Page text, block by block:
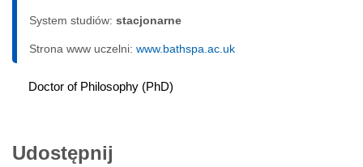
System studiów: sta­cjo­nar­ne
Strona www uczelni: www.bathspa.ac.uk
Doctor of Philosophy (PhD)
Udostępnij